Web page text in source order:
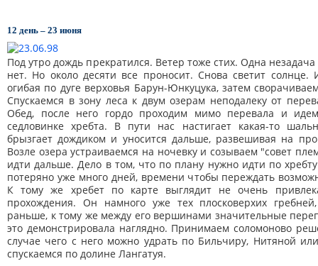
12 день – 23 июня
Под утро дождь прекратился. Ветер тоже стих. Одна
нет. Но около десяти все проносит. Снова светит
огибая по дуге верховья Барун-Юнкуцука, затем
Спускаемся в зону леса к двум озерам неподалеку от
Обед, после него гордо проходим мимо перевала и
седловинке хребта. В пути нас настигает какая-то
брызгает дождиком и уносится дальше, развешивая на
Возле озера устраиваемся на ночевку и созываем "совет
идти дальше. Дело в том, что по плану нужно идти по
потеряно уже много дней, времени чтобы переждать
К тому же хребет по карте выглядит не очень
прохождения. Он намного уже тех плосковерхих
раньше, к тому же между его вершинами значительные
это демонстрировала наглядно. Принимаем соломоново
случае чего с него можно удрать по Бильчиру, Нитяной
спускаемся по долине Лангатуя.